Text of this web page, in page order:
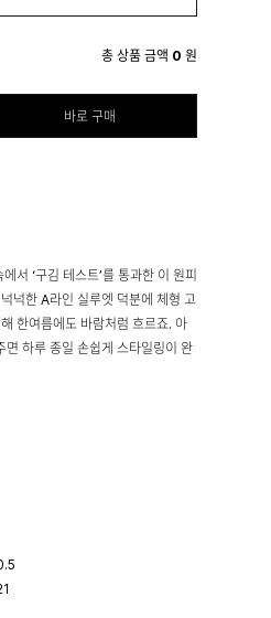
총 상품 금액 0 원
바로 구매
서 ‘구김 테스트’를 통과한 이 원피
넉한 A라인 실루엣 덕분에 체형 고
한여름에도 바람처럼 흐르죠. 아
면 하루 종일 손쉽게 스타일링이 완